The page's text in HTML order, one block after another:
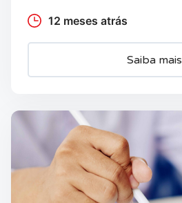
12 meses atrás
Saiba mais